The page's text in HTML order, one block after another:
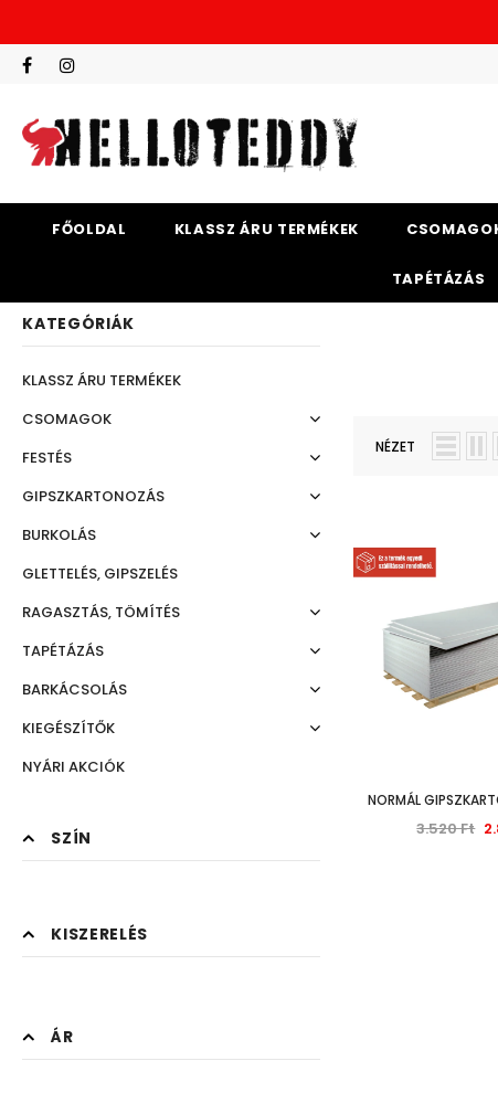
FŐOLDAL KLASSZ ÁRU TERMÉKEK
TAPÉTÁZÁS
KATEGÓRIÁK
KLASSZ ÁRU TERMÉKEK
CSOMAGOK
FESTÉS
GIPSZKARTONOZÁS
BURKOLÁS
GLETTELÉS, GIPSZELÉS
RAGASZTÁS, TÖMÍTÉS
TAPÉTÁZÁS
BARKÁCSOLÁS
KIEGÉSZÍTŐK
NYÁRI AKCIÓK
SZÍN
KISZERELÉS
ÁR
NÉZET
NORMÁL
3.520 Ft